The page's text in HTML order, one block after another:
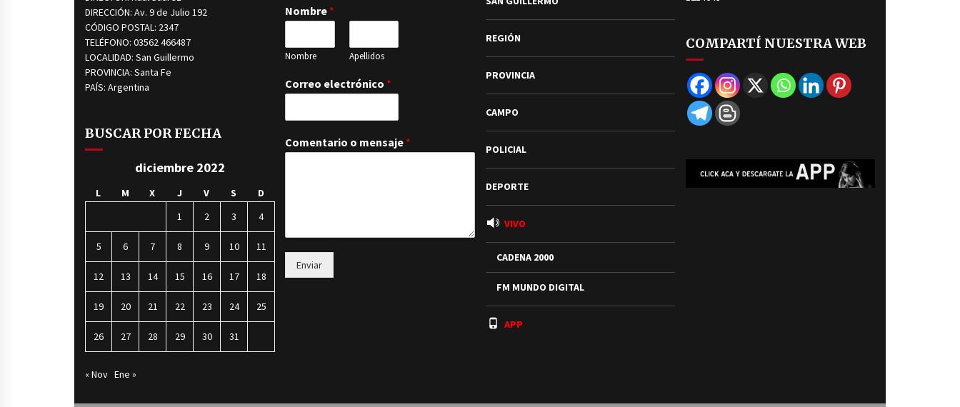
DIRECCIÓN: Av. 9 de Julio 192
CÓDIGO POSTAL: 2347
TELÉFONO: 03562 466487
LOCALIDAD: San Guillermo
PROVINCIA: Santa Fe
PAÍS: Argentina
BUSCAR POR FECHA
diciembre 2022
L M X J V S
D
1
2 3 4
5 6 7 8 9 10 11
12 13 14 15 16 17 18
19 20 21 22 23 24 25
26 27 28 29 30 31
« Nov Ene »
Nombre *
Nombre Apellidos
Correo electrónico *
Comentario o mensaje *
Enviar
REGIÓN
PROVINCIA
CAMPO
POLICIAL
DEPORTE
VIVO
CADENA 2000
FM MUNDO DIGITAL
APP
COMPARTÍ NUESTRA WEB